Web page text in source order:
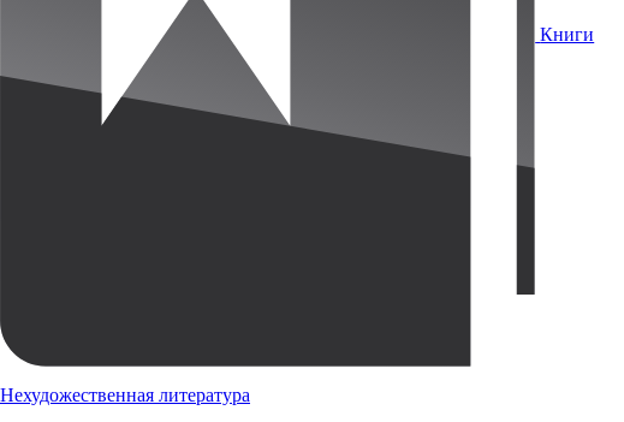
Книги
Нехудожественная литература